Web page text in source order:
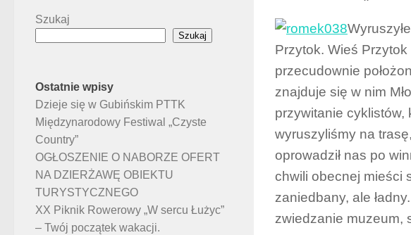
Przytok. Wieś
przecudownie
znajduje się w nim
przywitanie cyklistów,
wyruszyliśmy na
oprowadził nas po
chwili obecnej mieści
zaniedbany, ale
zwiedzanie muzeum,
Szukaj
Szukaj
Ostatnie wpisy
Dzieje się w Gubińskim PTTK
Międzynarodowy Festiwal „Czyste
Country”
OGŁOSZENIE O NABORZE OFERT
NA DZIERŻAWĘ OBIEKTU
TURYSTYCZNEGO
XX Piknik Rowerowy „W sercu Łużyc”
– Twój początek wakacji.